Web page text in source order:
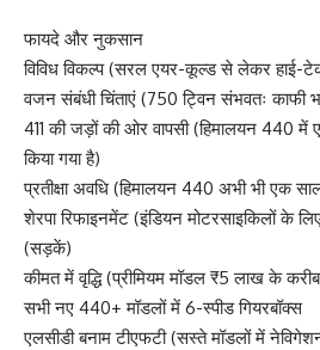
फायदे और नुकसान
विविध विकल्प (सरल एयर-कूल्ड से लेकर हाई-
वजन संबंधी चिंताएं (750 ट्विन संभवतः काफी
411 की जड़ों की ओर वापसी (हिमालयन 440 में
किया गया है)
प्रतीक्षा अवधि (हिमालयन 440 अभी भी एक
शेरपा रिफाइनमेंट (इंडियन मोटरसाइकिलों के
(सड़कें)
कीमत में वृद्धि (प्रीमियम मॉडल ₹5 लाख के
सभी नए 440+ मॉडलों में 6-स्पीड गियरबॉक्स
एलसीडी बनाम टीएफटी (सस्ते मॉडलों में